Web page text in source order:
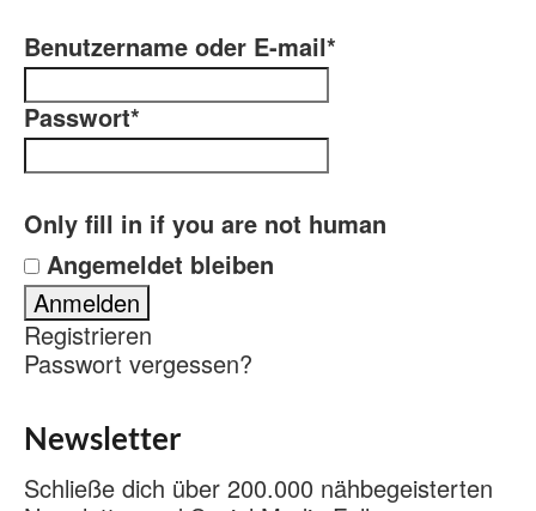
Benutzername oder E-mail*
Passwort*
Only fill in if you are not human
Angemeldet bleiben
Registrieren
Passwort vergessen?
Newsletter
Schließe dich über 200.000 nähbegeisterten